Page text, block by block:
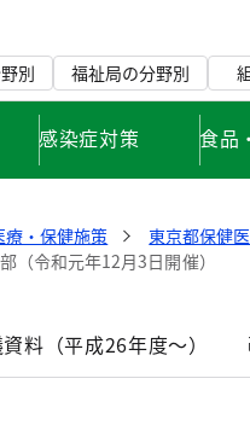
別 福祉局の分野別
感染症対策 食品
療・保健施策 東京都保健
令和元年12月3日開催）
料（平成26年度～）